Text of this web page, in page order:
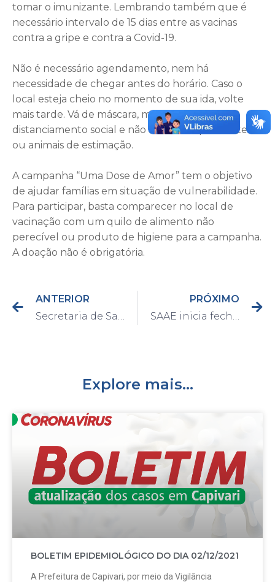
tomar o imunizante. Lembrando também que é
necessário intervalo de 15 dias entre as vacinas
contra a gripe e contra a Covid-19.
Não é necessário agendamento, nem há
necessidade de chegar antes do horário. Caso o
local esteja cheio no momento de sua ida, volte
mais tarde. Vá de máscara, mantenha o
distanciamento social e não leve acompanhantes
ou animais de estimação.
A campanha “Uma Dose de Amor” tem o objetivo
de ajudar famílias em situação de vulnerabilidade.
Para participar, basta comparecer no local de
vacinação com um quilo de alimento não
perecível ou produto de higiene para a campanha.
A doação não é obrigatória.
ANTERIOR
PRÓXIMO
Explore mais...
BOLETIM EPIDEMIOLÓGICO DO DIA 02/12/2021
A Prefeitura de Capivari, por meio da Vigilância